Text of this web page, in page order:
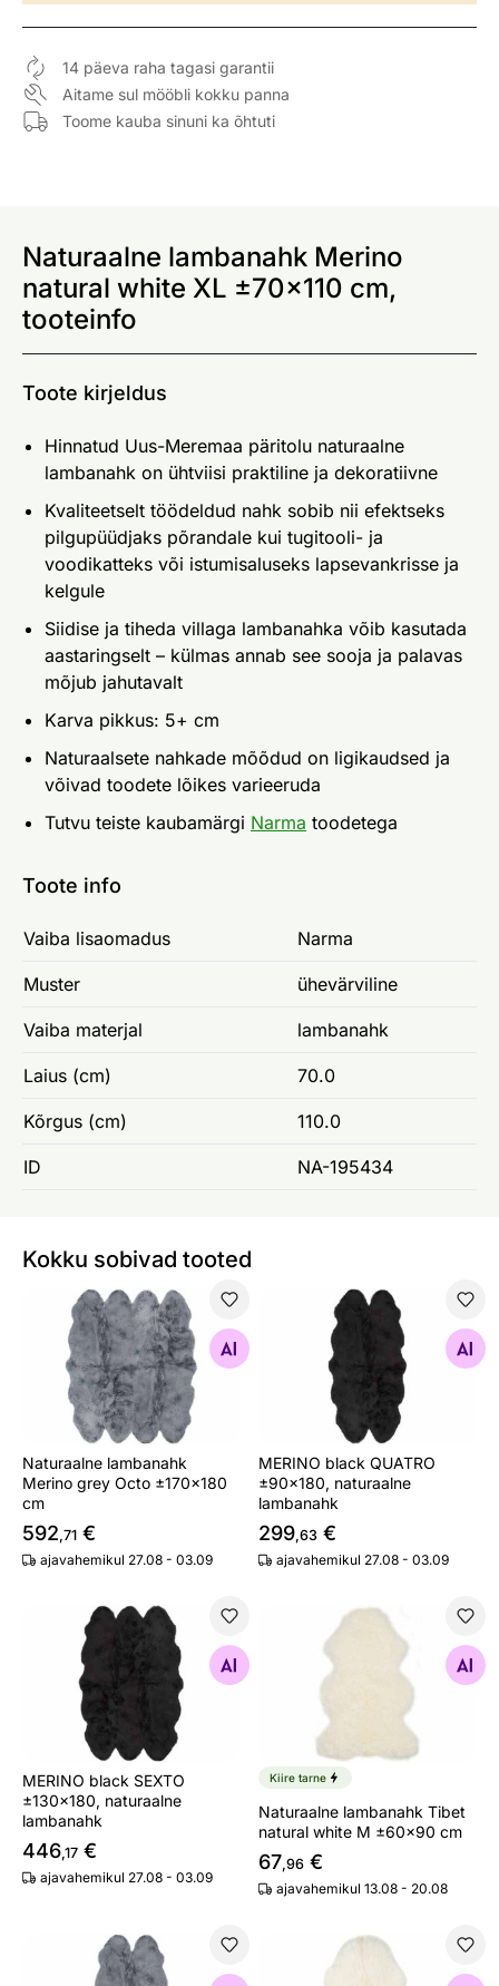
14 päeva raha tagasi garantii
Aitame sul mööbli kokku panna
Toome kauba sinuni ka õhtuti
Naturaalne lambanahk Merino
natural white XL ±70x110 cm,
tooteinfo
Toote kirjeldus
Hinnatud Uus-Meremaa päritolu naturaalne
lambanahk on ühtviisi praktiline ja dekoratiivne
Kvaliteetselt töödeldud nahk sobib nii efektseks
pilgupüüdjaks põrandale kui tugitooli- ja
voodikatteks või istumisaluseks lapsevankrisse ja
kelgule
Siidise ja tiheda villaga lambanahka võib kasutada
aastaringselt – külmas annab see sooja ja palavas
mõjub jahutavalt
Karva pikkus: 5+ cm
Naturaalsete nahkade mõõdud on ligikaudsed ja
võivad toodete lõikes varieeruda
Tutvu teiste kaubamärgi Narma toodetega
Toote info
Vaiba lisaomadus Narma
Muster ühevärviline
Vaiba materjal lambanahk
Laius (cm) 70.0
Kõrgus (cm) 110.0
ID NA-195434
Kokku sobivad tooted
Naturaalne lambanahk Merino grey Octo ±170x180 cm
Otsi sarnaseid
Naturaalne lambanahk
Merino grey Octo ±170x180
cm
592,71 €
ajavahemikul 27.08 - 03.09
MERINO black QUATRO
Otsi sarnaseid
MERINO black QUATRO
±90x180, naturaalne
lambanahk
299,63 €
ajavahemikul 27.08 - 03.09
MERINO black SEXTO ±130x180, naturaalne lambanahk
Otsi sarnaseid
MERINO black SEXTO
±130x180, naturaalne
lambanahk
446,17 €
ajavahemikul 27.08 - 03.09
Naturaalne lambanahk
Otsi sarnaseid
Kiire tarne
Naturaalne lambanahk Tibet
natural white M ±60x90 cm
67,96 €
ajavahemikul 13.08 - 20.08
Naturaalne lambanahk Merino grey Quatro ±90x180 cm
Naturaalne lambanahk